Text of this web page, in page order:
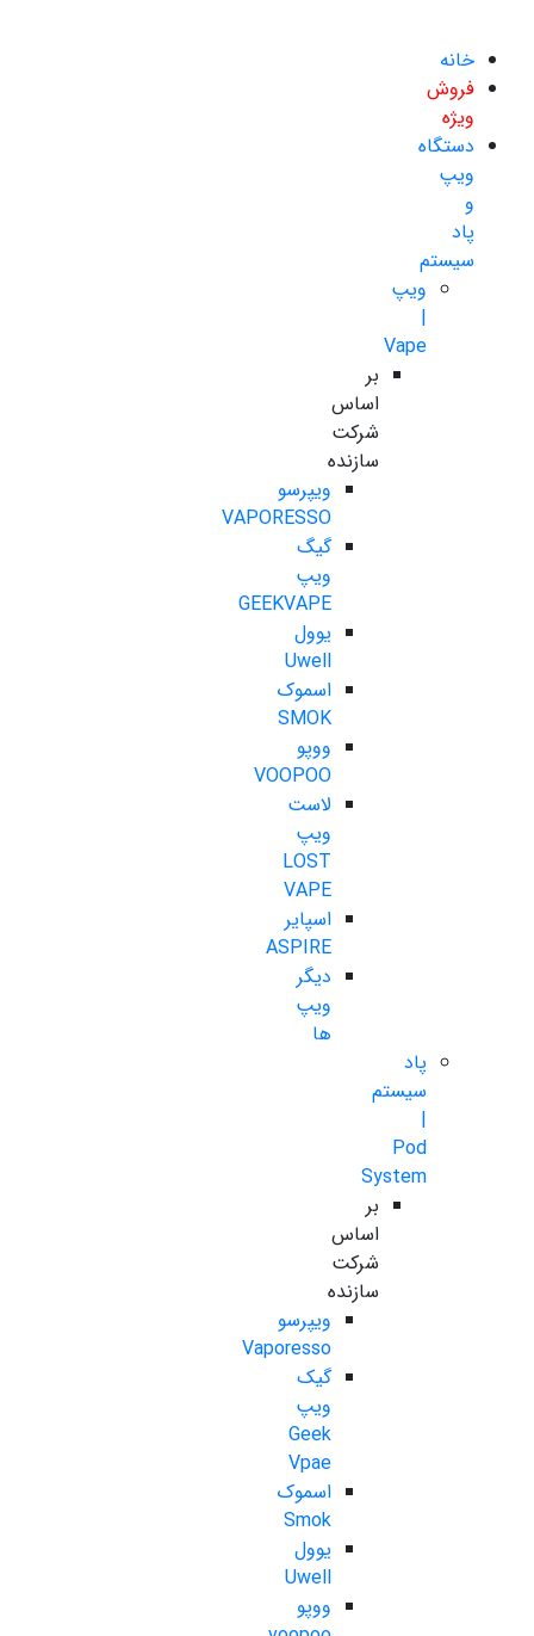
خانه
فروش
ویژه
دستگاه
ویپ
و
پاد
سیستم
ویپ
|
Vape
بر
اساس
شرکت
سازنده
ویپرسو
VAPORESSO
گیگ
ویپ
GEEKVAPE
یوول
Uwell
اسموک
SMOK
ووپو
VOOPOO
لاست
ویپ
LOST
VAPE
اسپایر
ASPIRE
دیگر
ویپ
ها
پاد
سیستم
|
Pod
System
بر
اساس
شرکت
سازنده
ویپرسو
Vaporesso
گیک
ویپ
Geek
Vpae
اسموک
Smok
یوول
Uwell
ووپو